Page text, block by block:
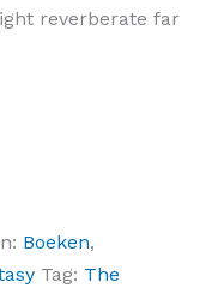
reverberate far
Boeken,
Tag: The